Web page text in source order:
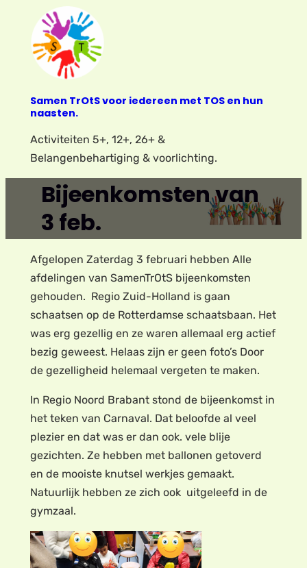
inhoud
Samen TrOtS voor iedereen met TOS en hun
naasten.
Activiteiten 5+, 12+, 26+ &
Belangenbehartiging & voorlichting.
Bijeenkomsten van
3 feb.
Afgelopen Zaterdag 3 februari hebben Alle
afdelingen van SamenTrOtS bijeenkomsten
gehouden. Regio Zuid-Holland is gaan
schaatsen op de Rotterdamse schaatsbaan. Het
was erg gezellig en ze waren allemaal erg actief
bezig geweest. Helaas zijn er geen foto’s Door
de gezelligheid helemaal vergeten te maken.
In Regio Noord Brabant stond de bijeenkomst in
het teken van Carnaval. Dat beloofde al veel
plezier en dat was er dan ook. vele blije
gezichten. Ze hebben met ballonen getoverd
en de mooiste knutsel werkjes gemaakt.
Natuurlijk hebben ze zich ook uitgeleefd in de
gymzaal.